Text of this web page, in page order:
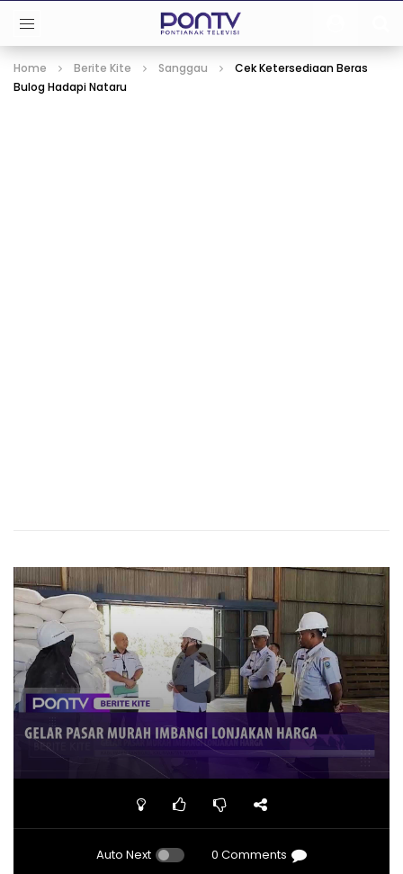
Home Berite Kite Sanggau
Cek Ketersediaan Beras
Bulog Hadapi Nataru
Auto Next 0 Comments